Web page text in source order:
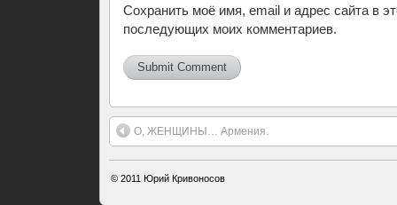
Сохранить моё имя, email и адрес сайта в
последующих моих комментариев.
О, ЖЕНЩИНЫ… Армения.
© 2011 Юрий Кривоносов